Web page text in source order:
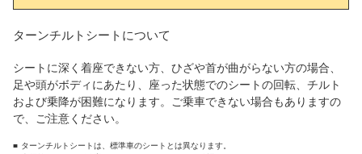
ターンチルトシートについて
シートに深く着座できない方、ひざや首が曲がらない方の場合、
足や頭がボディにあたり、座った状態でのシートの回転、チルト
および乗降が困難になります。ご乗車できない場合もありますの
で、ご注意ください。
ターンチルトシートは、標準車のシートとは異なります。